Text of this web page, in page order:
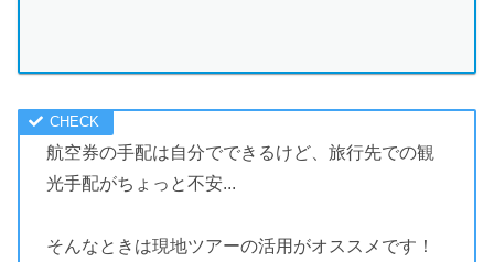
航空券の手配は自分でできるけど、旅行先での観
光手配がちょっと不安...
そんなときは現地ツアーの活用がオススメです！